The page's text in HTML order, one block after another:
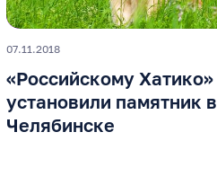
07.11.2018
«Российскому Хатико»
установили памятник в
Челябинске